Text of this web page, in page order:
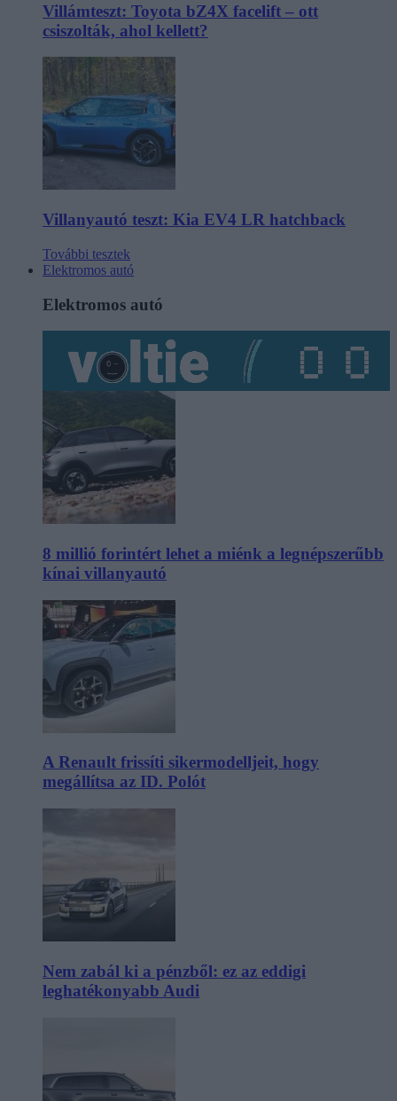
Villámteszt: Toyota bZ4X facelift – ott
csiszolták, ahol kellett?
Villanyautó teszt: Kia EV4 LR hatchback
További tesztek
Elektromos autó
Elektromos autó
8 millió forintért lehet a miénk a legnépszerűbb
kínai villanyautó
A Renault frissíti sikermodelljeit, hogy
megállítsa az ID. Polót
Nem zabál ki a pénzből: ez az eddigi
leghatékonyabb Audi